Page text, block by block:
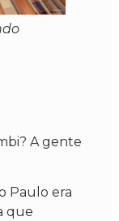
A gente
Paulo era
que